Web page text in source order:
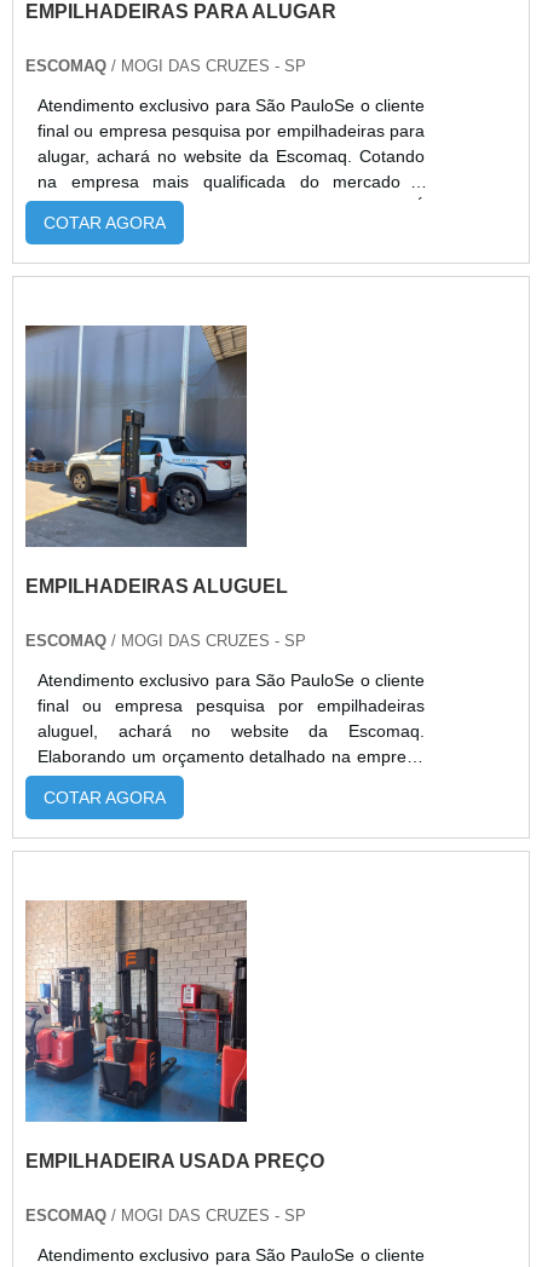
EMPILHADEIRAS PARA ALUGAR
ESCOMAQ / MOGI DAS CRUZES - SP
Atendimento exclusivo para São PauloSe o cliente
final ou empresa pesquisa por empilhadeiras para
alugar, achará no website da Escomaq. Cotando
na empresa mais qualificada do mercado e
achando a melhor referência em qualidade.É
importante lembrar que o serviço deve sempre
segmento. Esse tipo de cuidado ajuda a garantir a
evitar prejuízos com imprev...
COTAR AGORA
EMPILHADEIRAS ALUGUEL
ESCOMAQ / MOGI DAS CRUZES - SP
Atendimento exclusivo para São PauloSe o cliente
final ou empresa pesquisa por empilhadeiras
aluguel, achará no website da Escomaq.
Elaborando um orçamento detalhado na empresa
mais qualificada do mercado e encontrando a
melhor referência em qualidade.Quando a
profissionais especializados da Escomaq atingirá
resultados dos clientes.MAIS DETALHES SOBRE
EMPILHAD...
COTAR AGORA
EMPILHADEIRA USADA PREÇO
ESCOMAQ / MOGI DAS CRUZES - SP
Atendimento exclusivo para São PauloSe o cliente